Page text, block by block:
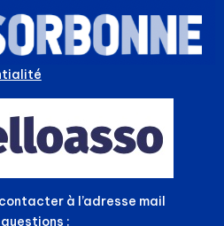
à l’adresse mail
: